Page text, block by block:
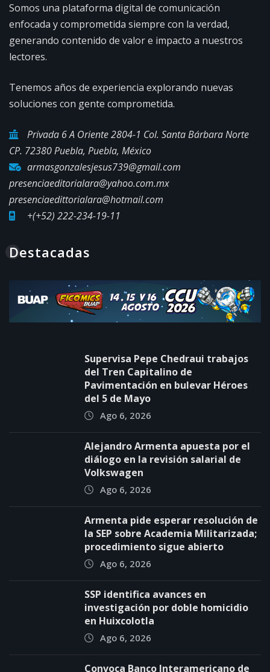
Somos una plataforma digital de comunicación
enfocada y comprometida siempre con la verdad,
generando contenido de valor e impacto a nuestros
lectores.
Tenemos años de experiencia explorando nuevas
soluciones con gente comprometida.
Privada 6 A Oriente 2804-1 Col. Santa Bárbara Norte
CP. 72380 Puebla, Puebla, México
armasgonzalesjesus739@gmail.com
presenciaeditorialara@yahoo.com.mx
presenciaedittorialara@hotmail.com
+(+52) 222-234-19-11
Destacadas
Supervisa Pepe Chedraui trabajos
del Tren Capitalino de
Pavimentación en bulevar Héroes
del 5 de Mayo
Ago 6, 2026
Alejandro Armenta apuesta por el
diálogo en la revisión salarial de
Volkswagen
Ago 6, 2026
Armenta pide esperar resolución de
la SEP sobre Academia Militarizada;
procedimiento sigue abierto
Ago 6, 2026
SSP identifica avances en
investigación por doble homicidio
en Huixcolotla
Ago 6, 2026
Convoca Banco Interamericano de